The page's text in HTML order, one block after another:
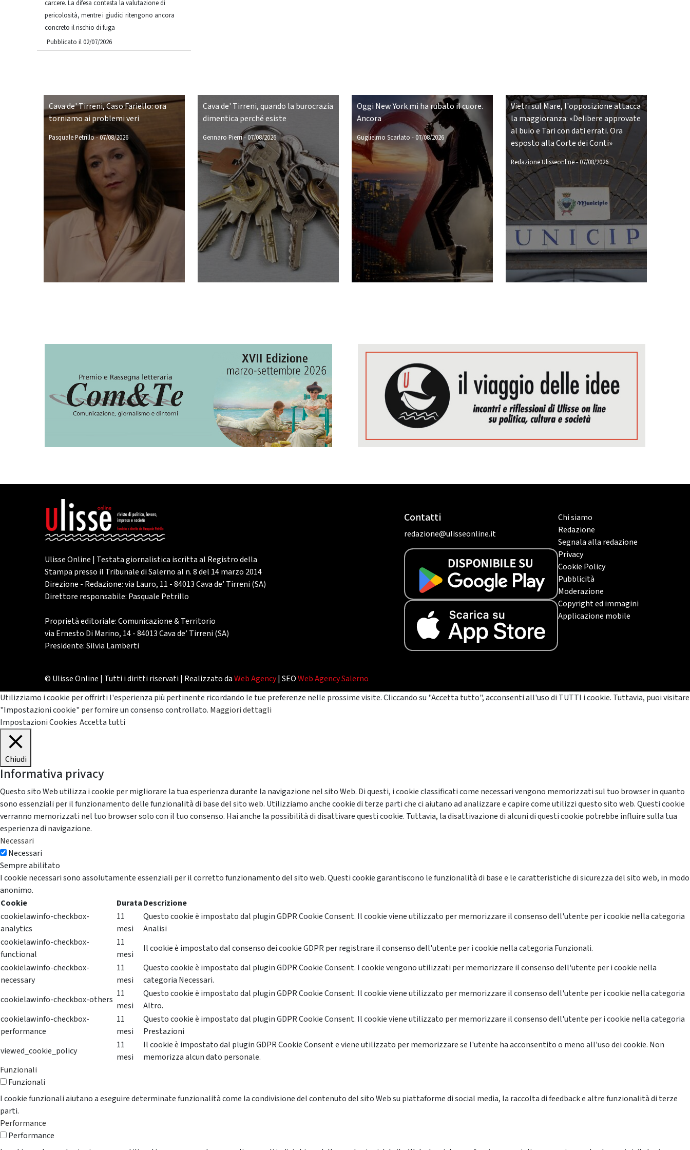
carcere. La difesa contesta la valutazione di
pericolosità, mentre i giudici ritengono ancora
concreto il rischio di fuga
Pubblicato il 02/07/2026
Cava de' Tirreni, Caso Fariello: ora
torniamo ai problemi veri
Pasquale Petrillo-07/08/2026
Cava de' Tirreni, quando la burocrazia
dimentica perché esiste
Gennaro Pierri- 07/08/2026
Oggi New York mi ha rubato il cuore.
Ancora
Guglielmo Scarlato -07/08/2026
Vietri sul Mare, l'opposizione attacca
la maggioranza: «Delibere approvate
al buio e Tari con dati errati. Ora
esposto alla Corte dei Conti»
Redazione Ulisseonline-07/08/2026
Ulisse Online | Testata giornalistica iscritta al Registro della
Stampa presso il Tribunale di Salerno al n. 8 del 14 marzo 2014
Direzione - Redazione: via Lauro, 11 - 84013 Cava de’ Tirreni (SA)
Direttore responsabile: Pasquale Petrillo
Proprietà editoriale: Comunicazione & Territorio
via Ernesto Di Marino, 14 - 84013 Cava de’ Tirreni (SA)
Presidente: Silvia Lamberti
Contatti
redazione@ulisseonline.it
Chi siamo
Redazione
Segnala alla redazione
Privacy
Cookie Policy
Pubblicità
Moderazione
Copyright ed immagini
Applicazione mobile
© Ulisse Online | Tutti i diritti riservati | Realizzato daWeb Agency| SEOWeb Agency Salerno
Utilizziamo i cookie per offrirti l'esperienza più pertinente ricordando le tue preferenze nelle prossime visite. Cliccando su "Accetta tutto", acconsenti all'uso di TUTTI i cookie. Tuttavia, puoi visitare
"Impostazioni cookie" per fornire un consenso controllato. Maggiori dettagli
Impostazioni Cookies Accetta tutti
Chiudi
Informativa privacy
Questo sito Web utilizza i cookie per migliorare la tua esperienza durante la navigazione nel sito Web. Di questi, i cookie classificati come necessari vengono memorizzati sul tuo browser in quanto
sono essenziali per il funzionamento delle funzionalità di base del sito web. Utilizziamo anche cookie di terze parti che ci aiutano ad analizzare e capire come utilizzi questo sito web. Questi cookie
verranno memorizzati nel tuo browser solo con il tuo consenso. Hai anche la possibilità di disattivare questi cookie. Tuttavia, la disattivazione di alcuni di questi cookie potrebbe influire sulla tua
esperienza di navigazione.
Necessari
Necessari
Sempre abilitato
I cookie necessari sono assolutamente essenziali per il corretto funzionamento del sito web. Questi cookie garantiscono le funzionalità di base e le caratteristiche di sicurezza del sito web, in modo
anonimo.
Cookie
DurataDescrizione
cookielawinfo-checkbox-
analytics
11
mesi
Questo cookie è impostato dal plugin GDPR Cookie Consent. Il cookie viene utilizzato per memorizzare il consenso dell'utente per i cookie nella categoria
Analisi
cookielawinfo-checkbox-
functional
11
mesi
Il cookie è impostato dal consenso dei cookie GDPR per registrare il consenso dell'utente per i cookie nella categoria Funzionali.
cookielawinfo-checkbox-
necessary
11
mesi
Questo cookie è impostato dal plugin GDPR Cookie Consent. I cookie vengono utilizzati per memorizzare il consenso dell'utente per i cookie nella
categoria Necessari.
cookielawinfo-checkbox-others
11
mesi
Questo cookie è impostato dal plugin GDPR Cookie Consent. Il cookie viene utilizzato per memorizzare il consenso dell'utente per i cookie nella categoria
Altro.
cookielawinfo-checkbox-
performance
11
mesi
Questo cookie è impostato dal plugin GDPR Cookie Consent. Il cookie viene utilizzato per memorizzare il consenso dell'utente per i cookie nella categoria
Prestazioni
viewed_cookie_policy
11
mesi
Il cookie è impostato dal plugin GDPR Cookie Consent e viene utilizzato per memorizzare se l'utente ha acconsentito o meno all'uso dei cookie. Non
memorizza alcun dato personale.
Funzionali
Funzionali
I cookie funzionali aiutano a eseguire determinate funzionalità come la condivisione del contenuto del sito Web su piattaforme di social media, la raccolta di feedback e altre funzionalità di terze
parti.
Performance
Performance